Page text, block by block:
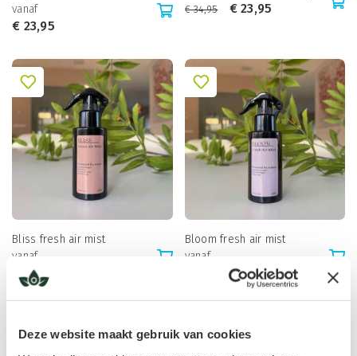
Deze website maakt gebruik van cookies
vanaf
€ 23,95
€34,95 €23,95
Bliss fresh air mist
vanaf
23,95
Bloom fresh air mist
vanaf
1